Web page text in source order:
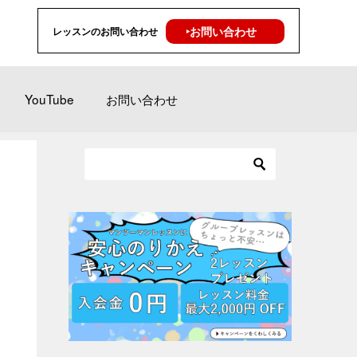
レッスンのお問い合わせ ‣お問い合わせ
YouTube お問い合わせ